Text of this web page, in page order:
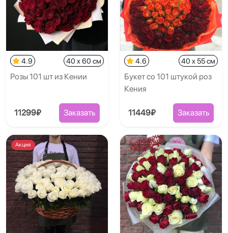
4.9 40 x 60 см
Розы 101 шт из Кении
11299₽ Заказать
4.6 40 x 55 см
Букет со 101 штукой роз
Кения
11449₽ Заказать
Акция